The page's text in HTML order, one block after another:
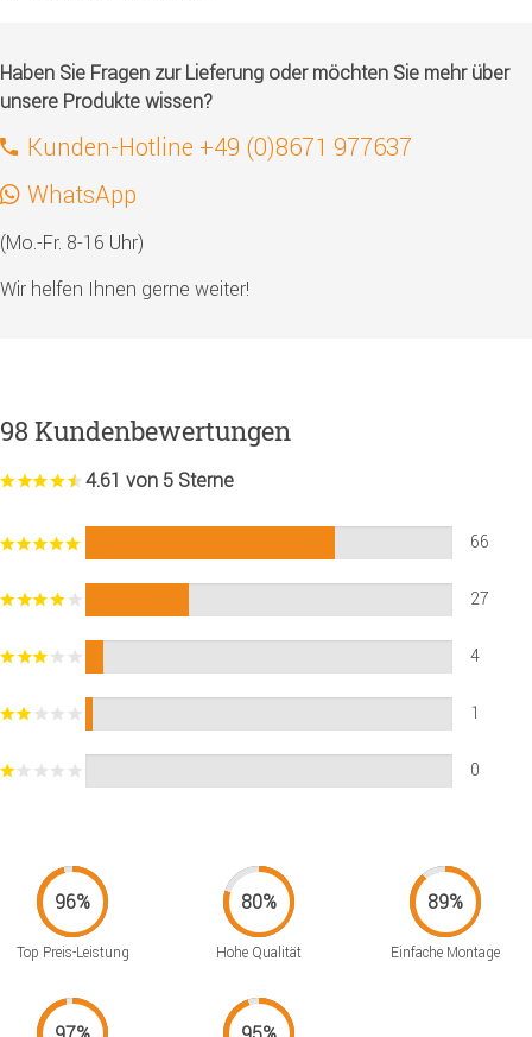
Haben Sie Fragen zur Lieferung oder möchten Sie mehr über
unsere Produkte wissen?
Kunden-Hotline +49 (0)8671 977637
WhatsApp
(Mo.-Fr. 8-16 Uhr)
Wir helfen Ihnen gerne weiter!
98 Kundenbewertungen
4.61 von 5 Sterne
66
27
4
1
0
Top Preis-Leistung Hohe Qualität Einfache Montage